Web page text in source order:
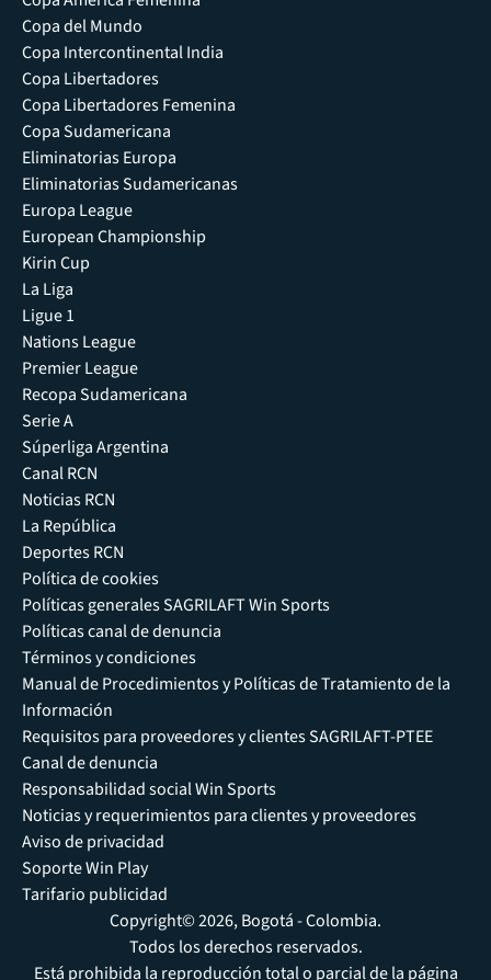
Copa del Mundo
Copa Intercontinental India
Copa Libertadores
Copa Libertadores Femenina
Copa Sudamericana
Eliminatorias Europa
Eliminatorias Sudamericanas
Europa League
European Championship
Kirin Cup
La Liga
Ligue 1
Nations League
Premier League
Recopa Sudamericana
Serie A
Súperliga Argentina
Canal RCN
Noticias RCN
La República
Deportes RCN
Política de cookies
Políticas generales SAGRILAFT Win Sports
Políticas canal de denuncia
Términos y condiciones
Manual de Procedimientos y Políticas de Tratamiento de la
Información
Requisitos para proveedores y clientes SAGRILAFT-PTEE
Canal de denuncia
Responsabilidad social Win Sports
Noticias y requerimientos para clientes y proveedores
Aviso de privacidad
Soporte Win Play
Tarifario publicidad
Copyright© 2026, Bogotá - Colombia.
Todos los derechos reservados.
Está prohibida la reproducción total o parcial de la página